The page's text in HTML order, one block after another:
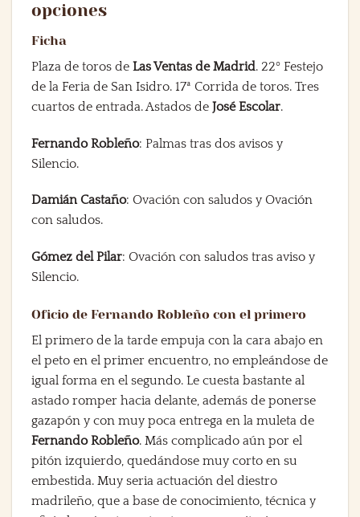
opciones
Ficha
Plaza de toros de Las Ventas de Madrid. 22º Festejo
de la Feria de San Isidro. 17ª Corrida de toros. Tres
cuartos de entrada. Astados de José Escolar.
Fernando Robleño: Palmas tras dos avisos y
Silencio.
Damián Castaño: Ovación con saludos y Ovación
con saludos.
Gómez del Pilar: Ovación con saludos tras aviso y
Silencio.
Oficio de Fernando Robleño con el primero
El primero de la tarde empuja con la cara abajo en
el peto en el primer encuentro, no empleándose de
igual forma en el segundo. Le cuesta bastante al
astado romper hacia delante, además de ponerse
gazapón y con muy poca entrega en la muleta de
Fernando Robleño. Más complicado aún por el
pitón izquierdo, quedándose muy corto en su
embestida. Muy seria actuación del diestro
madrileño, que a base de conocimiento, técnica y